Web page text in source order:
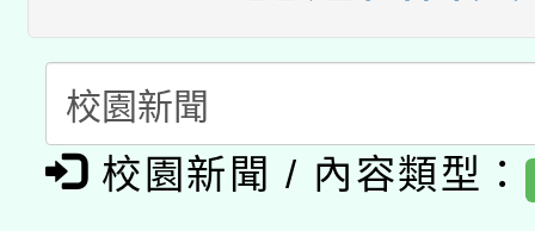
暨閱讀推動專業研習
科技賦能─人工智慧
礎課程
A3數位素養講師名單
「數位內容與教學軟
校園新聞 / 內容類型：